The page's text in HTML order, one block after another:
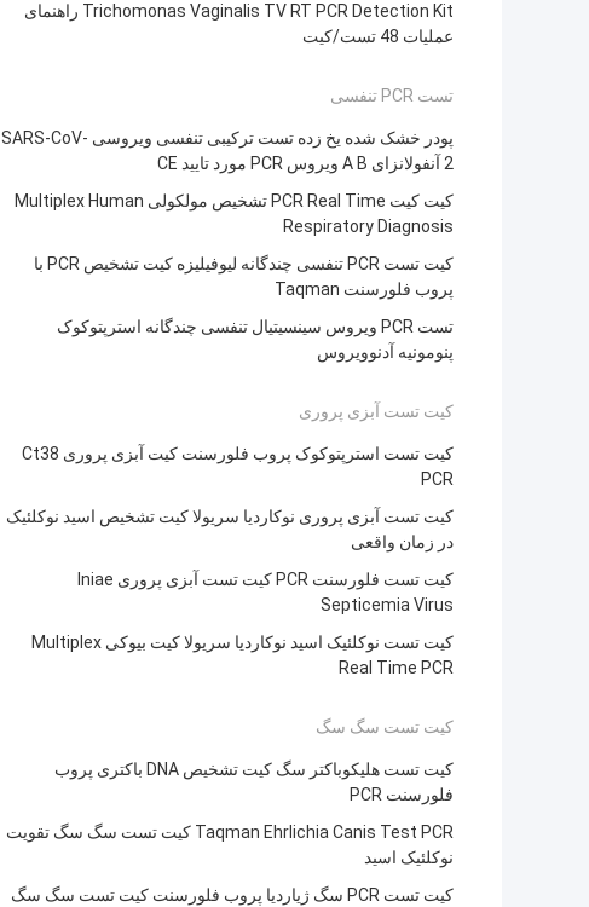
Trichomonas Vaginalis TV RT PCR Detection Kit راهنمای
عملیات 48 تست/کیت
تست PCR تنفسی
پودر خشک شده یخ زده تست ترکیبی تنفسی ویروسی SARS-CoV-
2 آنفولانزای A B ویروس PCR مورد تایید CE
کیت کیت PCR Real Time تشخیص مولکولی Multiplex Human
Respiratory Diagnosis
کیت تست PCR تنفسی چندگانه لیوفیلیزه کیت تشخیص PCR با
پروب فلورسنت Taqman
تست PCR ویروس سینسیتیال تنفسی چندگانه استرپتوکوک
پنومونیه آدنوویروس
کیت تست آبزی پروری
کیت تست استرپتوکوک پروب فلورسنت کیت آبزی پروری Ct38
PCR
کیت تست آبزی پروری نوکاردیا سریولا کیت تشخیص اسید نوکلئیک
در زمان واقعی
کیت تست فلورسنت PCR کیت تست آبزی پروری Iniae
Septicemia Virus
کیت تست نوکلئیک اسید نوکاردیا سریولا کیت بیوکی Multiplex
Real Time PCR
کیت تست سگ سگ
کیت تست هلیکوباکتر سگ کیت تشخیص DNA باکتری پروب
فلورسنت PCR
Taqman Ehrlichia Canis Test PCR کیت تست سگ سگ تقویت
نوکلئیک اسید
کیت تست PCR سگ ژیاردیا پروب فلورسنت کیت تست سگ سگ